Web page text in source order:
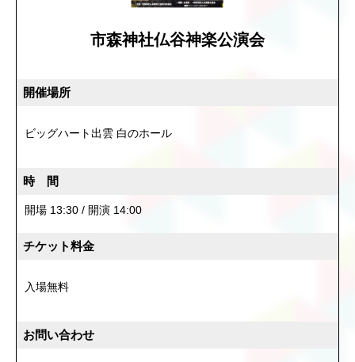
市森神社仏谷神楽公演会
開催場所
ビッグハート出雲 白のホール
時 間
開場 13:30 / 開演 14:00
チケット料金
入場無料
お問い合わせ